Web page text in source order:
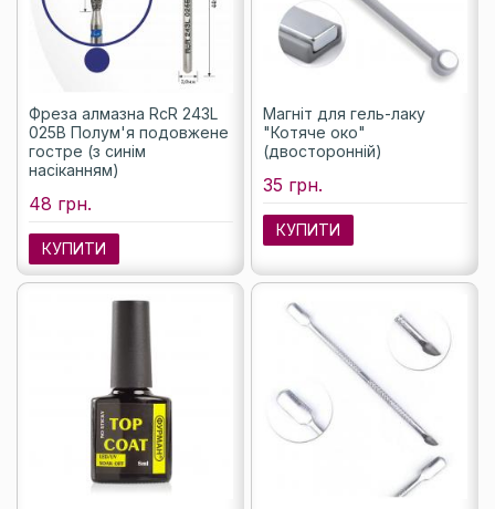
Фреза алмазна RcR 243L
025B Полум'я подовжене
гостре (з синім
насіканням)
48 грн.
КУПИТИ
Магніт для гель-лаку
"Котяче око"
(двосторонній)
35 грн.
КУПИТИ